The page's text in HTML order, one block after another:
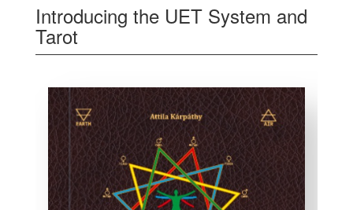
Introducing the UET System and
Tarot